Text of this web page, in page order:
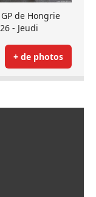
de Hongrie
- Jeudi
+ de photos